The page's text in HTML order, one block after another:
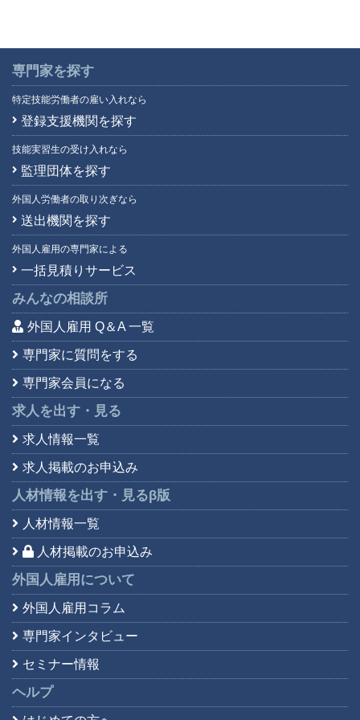
専門家を探す
特定技能労働者の雇い入れなら
登録支援機関を探す
技能実習生の受け入れなら
監理団体を探す
外国人労働者の取り次ぎなら
送出機関を探す
外国人雇用の専門家による
一括見積りサービス
みんなの相談所
外国人雇用 Q＆A 一覧
専門家に質問をする
専門家会員になる
求人を出す・見る
求人情報一覧
求人掲載のお申込み
人材情報を出す・見るβ版
人材情報一覧
人材掲載のお申込み
外国人雇用について
外国人雇用コラム
専門家インタビュー
セミナー情報
ヘルプ